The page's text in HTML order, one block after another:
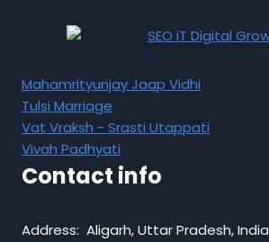
Mahamrityunjay Jaap Vidhi
Tulsi Marriage
Vat Vraksh - Srasti Utappati
Vivah Padhyati
Contact info
Address: Aligarh, Uttar Pradesh, India